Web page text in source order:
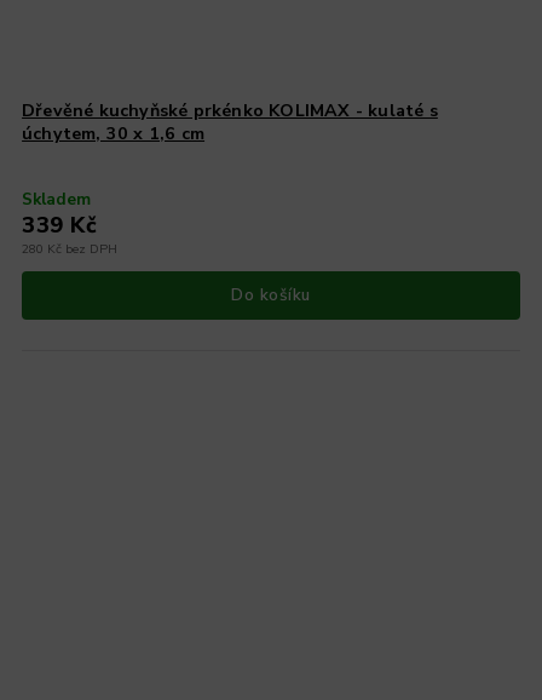
Dřevěné kuchyňské prkénko KOLIMAX - kulaté s
úchytem, 30 x 1,6 cm
Skladem
280 Kč bez DPH
339 Kč
Do košíku